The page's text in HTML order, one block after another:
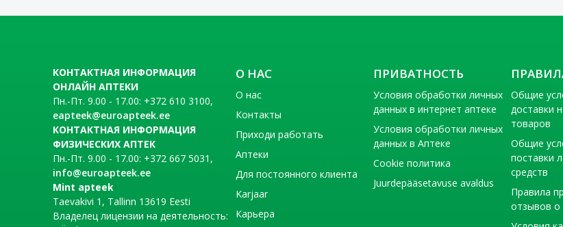
КОНТАКТНАЯ ИНФОРМАЦИЯ
ОНЛАЙН АПТЕКИ
Пн.-Пт. 9.00 - 17.00: +372 610 3100,
eapteek@euroapteek.ee
КОНТАКТНАЯ ИНФОРМАЦИЯ
ФИЗИЧЕСКИХ АПТЕК
Пн.-Пт. 9.00 - 17.00: +372 667 5031,
info@euroapteek.ee
Mint apteek
Taevakivi 1, Tallinn 13619 Eesti
Владелец лицензии на деятельность:
О НАС
О нас
Контакты
Приходи работать
Аптеки
Для постоянного клиента
Karjaar
Карьера
ПРИВАТНОСТЬ
Условия обработки личных
данных в интернет аптеке
Условия обработки личных
данных в Аптеке
Cookie политика
Juurdepääsetavuse avaldus
Общие
доставки
товаров
Общие
поставки
средств
Правила
отзывов о